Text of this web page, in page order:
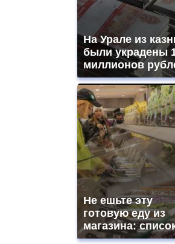
На Урале из
были украдены
миллионов
Не ешьте эту
готовую еду из
магазина: